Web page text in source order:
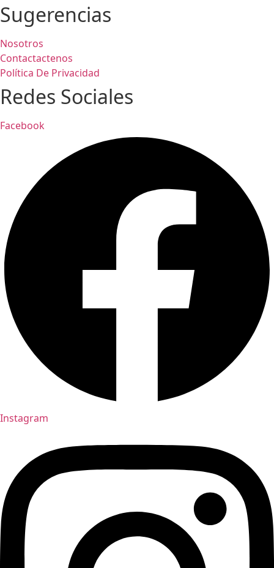
Sugerencias
Nosotros
Contactactenos
Política De Privacidad
Redes Sociales
Facebook
Instagram